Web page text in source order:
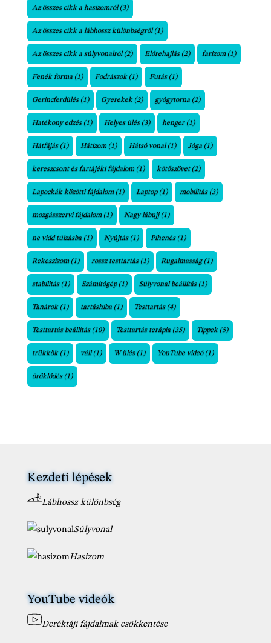
Az összes cikk a hasizomról(3)
Az összes cikk a lábhossz különbségről(1)
Az összes cikk a súlyvonalról(2) Előrehajlás(2) farizom(1)
Fenék forma(1) Fodrászok(1) Futás(1)
Gerincferdülés(1) Gyerekek(2) gyógytorna(2)
Hatékony edzés(1) Helyes ülés(3) henger(1)
Hátfájás(1) Hátizom(1) Hátsó vonal(1) Jóga(1)
kereszcsont és fartájéki fájdalom(1) kötőszövet(2)
Lapockák közötti fájdalom(1) Laptop(1) mobilitás(3)
mozgásszervi fájdalom(1) Nagy lábujj(1)
ne vidd túlzásba(1) Nyújtás(1) Pihenés(1)
Rekeszizom(1) rossz testtartás(1) Rugalmasság(1)
stabilitás(1) Számítógép(1) Súlyvonal beállítás(1)
Tanárok(1) tartáshiba(1) Testtartás(4)
Testtartás beállítás(10) Testtartás terápia(35) Tippek(5)
trükkök(1) váll(1) W ülés(1) YouTube videó(1)
öröklődés(1)
Kezdeti lépések
Lábhossz különbség
Súlyvonal
Hasizom
YouTube videók
Deréktáji fájdalmak csökkentése